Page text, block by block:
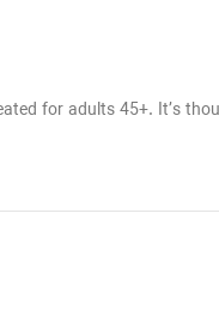
for adults 45+. It’s